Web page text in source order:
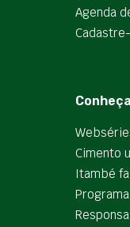
Agenda
Cimento
Itambé